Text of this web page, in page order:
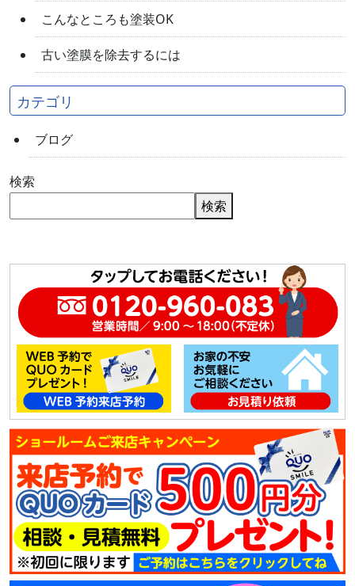
こんなところも塗装OK
古い塗膜を除去するには
カテゴリ
ブログ
検索
検索